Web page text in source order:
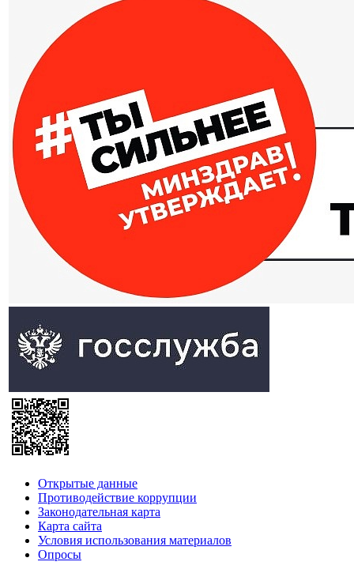
Открытые данные
Противодействие коррупции
Законодательная карта
Карта сайта
Условия использования материалов
Опросы